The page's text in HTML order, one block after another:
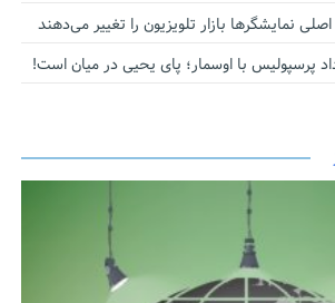
اصلی نمایشگرها بازار تلویزیون را تغییر می‌دهند
پرسپولیس با اوسمار؛ پای یحیی در میان است!